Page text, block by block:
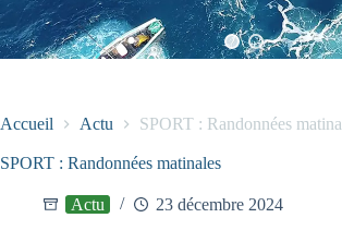
Accueil Actu SPORT : Randonnées
SPORT : Randonnées matinales
Actu 23 décembre 2024